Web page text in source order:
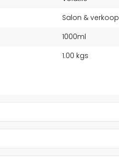
Salon & verkoop
1000ml
1.00 kgs